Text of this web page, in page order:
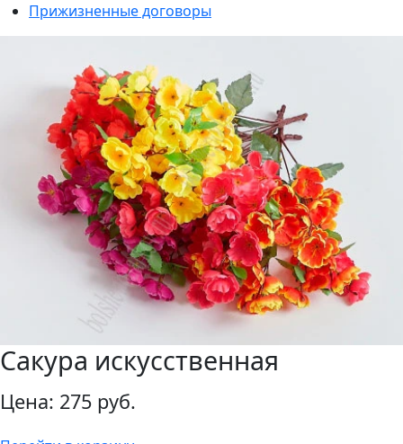
Сакура искусственная
Цена: 275 руб.
Прижизненные договоры